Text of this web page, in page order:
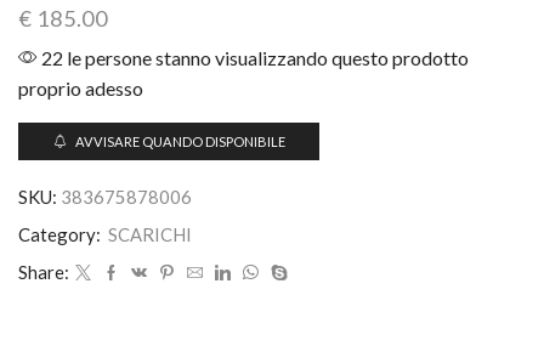
€ 185.00
22 le persone stanno visualizzando questo prodotto
proprio adesso
AVVISARE QUANDO DISPONIBILE
SKU: 383675878006
Category: SCARICHI
Share: